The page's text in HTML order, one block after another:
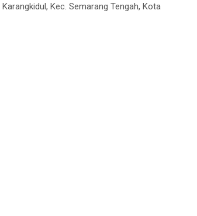
Kec. Semarang Tengah, Kota